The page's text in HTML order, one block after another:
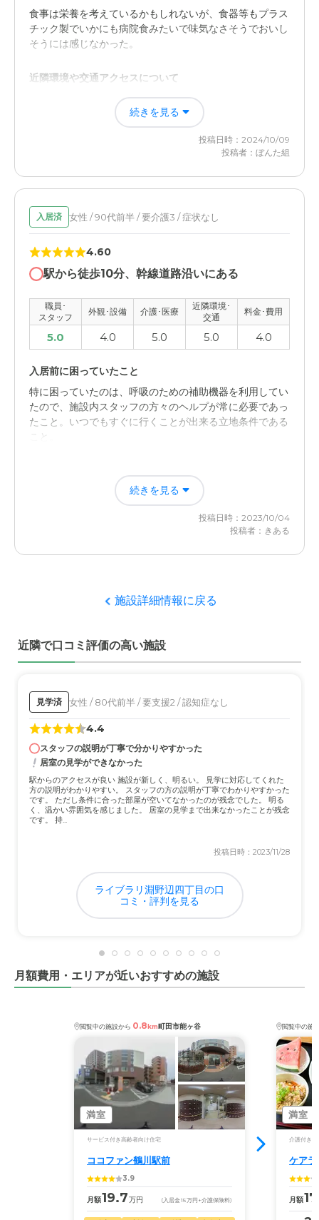
食事は栄養を考えているかもしれないが、食器等もプラス
チック製でいかにも病院食みたいで味気なさそうでおいし
そうには感じなかった。
近隣環境や交通アクセスについて
秋からある国は少し遠いが、バスの便が良く行きやすい。
施設が近代的で比較的新しく綺麗である。職員に若い人が
多く元気で安心できる。
続きを見る
投稿日時：2024/10/09
投稿者：ぼんた組
入居済 女性 / 90代前半 / 要介護3 / 症状なし
4.60
駅から徒歩10分、幹線道路沿いにある
職員･
スタッフ
外観･設備 介護･医療
近隣環境･
交通
料金･費用
5.0 4.0 5.0 5.0 4.0
入居前に困っていたこと
特に困っていたのは、呼吸のための補助機器を利用してい
たので、施設内スタッフの方々のヘルプが常に必要であっ
たこと。いつでもすぐに行くことが出来る立地条件である
こと。
スタッフは、24時間万全の体制でケアしてくれた。立地
は、駅から徒歩10分程度の幹線道路脇で、公共交通機関を
利用しても、近くて分かりやすい場所だった。
はなことば町田鶴川の評価
番。コロナ前は様々なイベントを企画し実現していた。
とても親切で親しみやすく、何度か面会に行くとこちらの
顔もおばえてくれました。他入居者も特に問題ありそうな
外観・内装・居室・設備について
外観や内装については特にありません。居室や設備につい
ても。特に不満はありません。当たり前なのでしようが、
毎日清掃され清潔です。
介護医療サービスについて
定期的に、ドクターが、出張検診してくれるので、何かあ
駅から徒歩10分の幹線道路沿いに位置しているので、例え
ば遠くから面会に来てくれる方にも分かりやすく説明する
ことができます。
料金費用について
施設料金については、最初に分かりやすく説明をしてく
れ、利用開始以降に一部サービスを変更する場合でも、同
続きを見る
投稿日時：2023/10/04
投稿者：きある
施設詳細情報に戻る
近隣で口コミ評価の高い施設
見学済 女性 / 80代前半 / 要支援2 / 認知症なし
4.4
スタッフの説明が丁寧で分かりやすかった
居室の見学ができなかった
駅からのアクセスが良い 施設が新しく、明るい。 見学に対応してくれた
方の説明がわかりやすい。 スタッフの方の説明が丁寧でわかりやすかった
です。 ただし条件に合った部屋が空いてなかったのが残念でした。 明る
く、温かい雰囲気を感じました。 居室の見学まで出来なかったことが残念
です。 持...
投稿日時：2023/11/28
ライブラリ淵野辺四丁目の口
コミ・評判を見る
月額費用・エリアが近いおすすめの施設
閲覧中の施設から 0.8km町田市能ヶ谷
満室
サービス付き高齢者向け住宅
ココファン鶴川駅前
3.9
月額19.7万円 (入居金15万円 +介護保険料)
閲覧中の施
満室
介護付き有
ケア
月額